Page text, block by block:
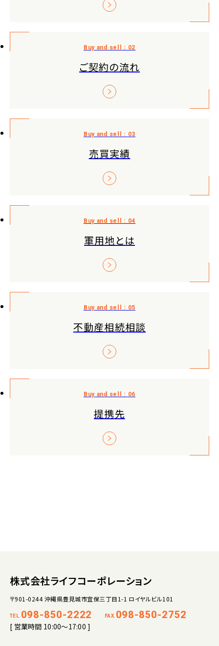
ご契約の流れ
売買実績
軍用地とは
不動産相続相談
提携先
株式会社ライフコーポレーション
〒901-0244 沖縄県豊見城市宜保三丁目1-1 ロイヤルビル101
TEL. 098-850-2222 FAX. 098-850-2752
[ 営業時間 10:00～17:00 ]